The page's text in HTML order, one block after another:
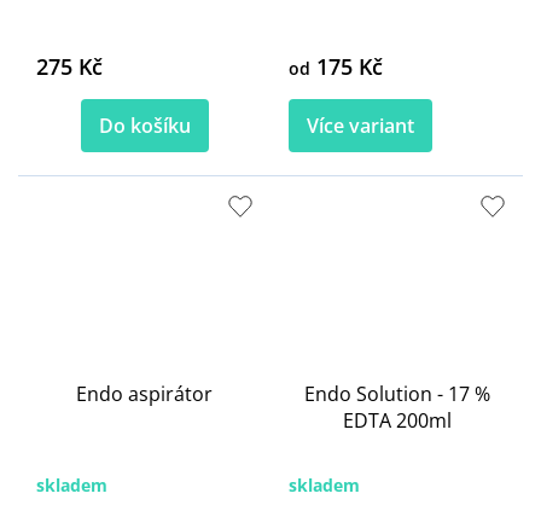
275 Kč
Do košíku
od 175 Kč
Více variant
Endo aspirátor
skladem
Endo Solution - 17 %
EDTA 200ml
skladem